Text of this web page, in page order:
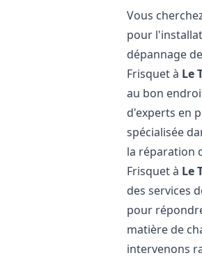
Vous
pour
dépannage
Frisquet à Le
au bon
d'experts en
spécialisée
la réparation
Frisquet à Le
des services
pour
matière de
intervenons